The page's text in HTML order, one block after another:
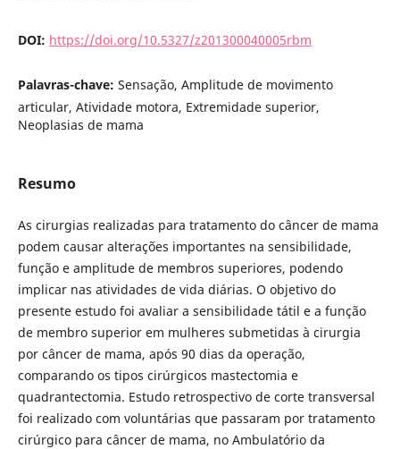
DOI: https://doi.org/10.5327/z201300040005rbm
Palavras-chave: Sensação, Amplitude de movimento
articular, Atividade motora, Extremidade superior,
Neoplasias de mama
Resumo
As cirurgias realizadas para tratamento do câncer de mama
podem causar alterações importantes na sensibilidade,
função e amplitude de membros superiores, podendo
implicar nas atividades de vida diárias. O objetivo do
presente estudo foi avaliar a sensibilidade tátil e a função
de membro superior em mulheres submetidas à cirurgia
por câncer de mama, após 90 dias da operação,
comparando os tipos cirúrgicos mastectomia e
quadrantectomia. Estudo retrospectivo de corte transversal
foi realizado com voluntárias que passaram por tratamento
cirúrgico para câncer de mama, no Ambulatório da